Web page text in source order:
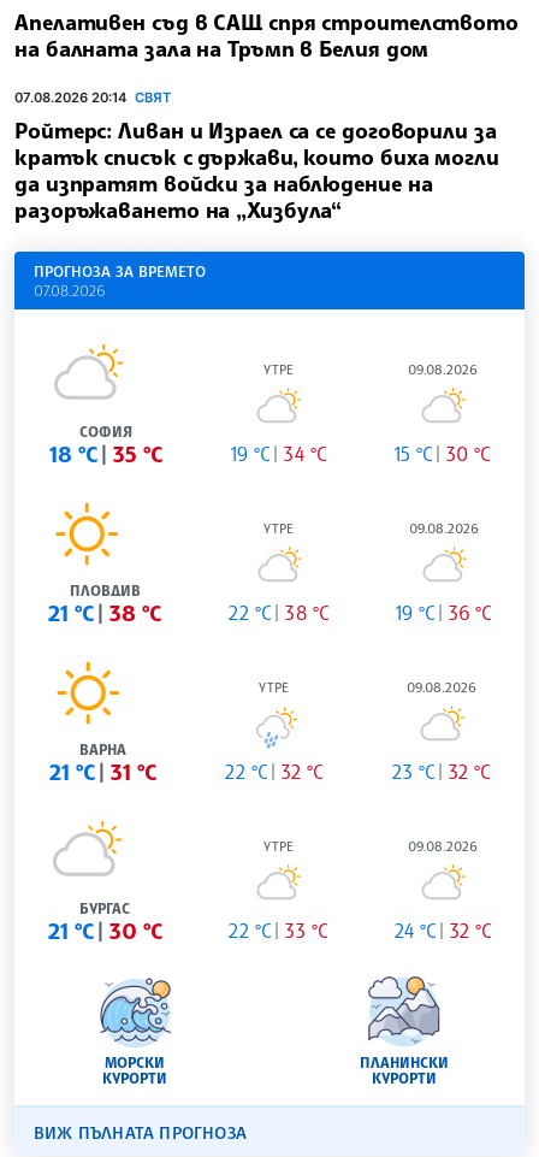
Апелативен съд в САЩ спря строителството
на балната зала на Тръмп в Белия дом
07.08.2026 20:14 СВЯТ
Ройтерс: Ливан и Израел са се договорили за
кратък списък с държави, които биха могли
да изпратят войски за наблюдение на
разоръжаването на „Хизбула“
ПРОГНОЗА ЗА ВРЕМЕТО
07.08.2026
СОФИЯ
18 °C 35 °C
УТРЕ
19 °C 34 °C
09.08.2026
15 °C 30 °C
ПЛОВДИВ
21 °C 38 °C
УТРЕ
22 °C 38 °C
09.08.2026
19 °C 36 °C
ВАРНА
21 °C 31 °C
УТРЕ
22 °C 32 °C
09.08.2026
23 °C 32 °C
БУРГАС
21 °C 30 °C
УТРЕ
22 °C 33 °C
09.08.2026
24 °C 32 °C
МОРСКИ
КУРОРТИ
ПЛАНИНСКИ
КУРОРТИ
ВИЖ ПЪЛНАТА ПРОГНОЗА